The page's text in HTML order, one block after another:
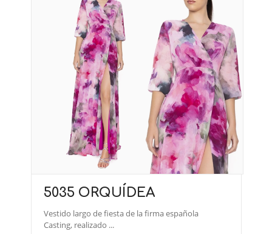
5035 ORQUÍDEA
Vestido largo de fiesta de la firma española
Casting, realizado ...